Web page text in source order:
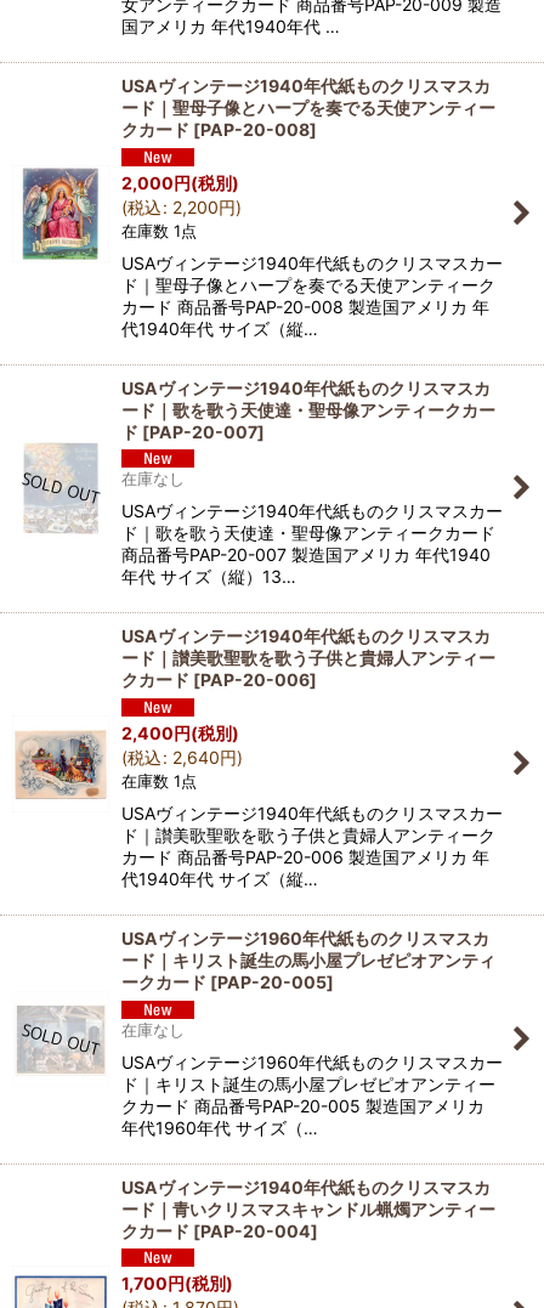
女アンティークカード 商品番号PAP-20-009 製造
国アメリカ 年代1940年代 …
USAヴィンテージ1940年代紙ものクリスマスカ
ード｜聖母子像とハープを奏でる天使アンティー
クカード [PAP-20-008]
2,000円(税別)
(税込: 2,200円)
在庫数 1点
USAヴィンテージ1940年代紙ものクリスマスカー
ド｜聖母子像とハープを奏でる天使アンティーク
カード 商品番号PAP-20-008 製造国アメリカ 年
代1940年代 サイズ（縦…
USAヴィンテージ1940年代紙ものクリスマスカ
ード｜歌を歌う天使達・聖母像アンティークカー
ド [PAP-20-007]
在庫なし
USAヴィンテージ1940年代紙ものクリスマスカー
ド｜歌を歌う天使達・聖母像アンティークカード
商品番号PAP-20-007 製造国アメリカ 年代1940
年代 サイズ（縦）13…
USAヴィンテージ1940年代紙ものクリスマスカ
ード｜讃美歌聖歌を歌う子供と貴婦人アンティー
クカード [PAP-20-006]
2,400円(税別)
(税込: 2,640円)
在庫数 1点
USAヴィンテージ1940年代紙ものクリスマスカー
ド｜讃美歌聖歌を歌う子供と貴婦人アンティーク
カード 商品番号PAP-20-006 製造国アメリカ 年
代1940年代 サイズ（縦…
USAヴィンテージ1960年代紙ものクリスマスカ
ード｜キリスト誕生の馬小屋プレゼピオアンティ
ークカード [PAP-20-005]
在庫なし
USAヴィンテージ1960年代紙ものクリスマスカー
ド｜キリスト誕生の馬小屋プレゼピオアンティー
クカード 商品番号PAP-20-005 製造国アメリカ
年代1960年代 サイズ（…
USAヴィンテージ1940年代紙ものクリスマスカ
ード｜青いクリスマスキャンドル蝋燭アンティー
クカード [PAP-20-004]
1,700円(税別)